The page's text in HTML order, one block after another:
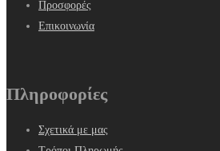
Προσφορές
Επικοινωνία
Πληροφορίες
Σχετικά με μας